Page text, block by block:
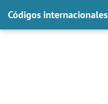
Códigos internacionales